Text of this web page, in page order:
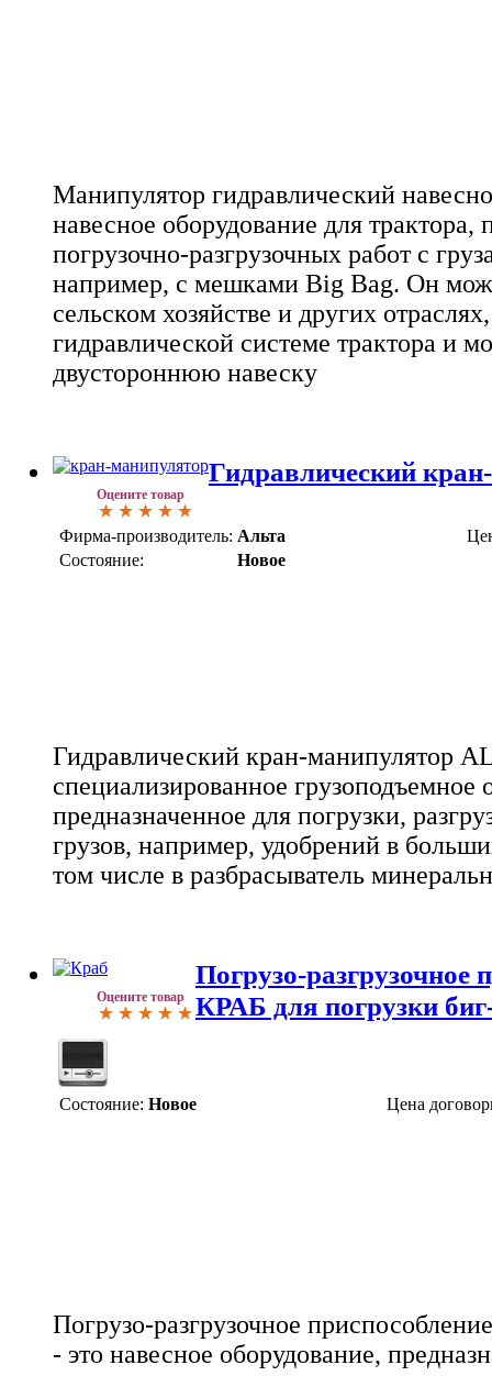
Манипулятор гидравлический
навесное оборудование для трактора,
погрузочно-разгрузочных работ с
например, с мешками Big Bag. Он
сельском хозяйстве и других
гидравлической системе трактора и
двустороннюю навеску
Оцените товар
Гидравлический
Фирма-производитель: Альта
Состояние:
Новое
Гидравлический кран-манипулятор
специализированное грузоподъемное
предназначенное для погрузки,
грузов, например, удобрений в
том числе в разбрасыватель
Оцените товар
Погрузо-разгрузочное
КРАБ для погрузки
Состояние: Новое Цена
Погрузо-разгрузочное
- это навесное оборудование,